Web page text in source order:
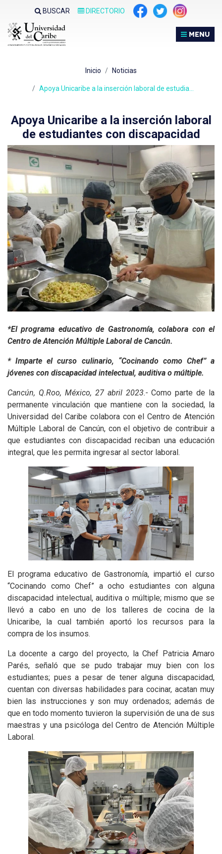
sitio
web
BUSCAR DIRECTORIO
MENU
Inicio Noticias
Apoya Unicaribe a la inserción laboral de estudia…
Apoya Unicaribe a la inserción laboral
de estudiantes con discapacidad
*El programa educativo de Gastronomía, colabora con el
Centro de Atención Múltiple Laboral de Cancún.
* Imparte el curso culinario, “Cocinando como Chef” a
jóvenes con discapacidad intelectual, auditiva o múltiple.
Cancún, Q.Roo, México, 27 abril 2023.- Como parte de la
permanente vinculación que mantiene con la sociedad, la
Universidad del Caribe colabora con el Centro de Atención
Múltiple Laboral de Cancún, con el objetivo de contribuir a
que estudiantes con discapacidad reciban una educación
integral, que les permita ingresar al sector laboral.
El programa educativo de Gastronomía, impartió el curso
“Cocinando como Chef” a ocho estudiantes con alguna
discapacidad intelectual, auditiva o múltiple; mismo que se
llevó a cabo en uno de los talleres de cocina de la
Unicaribe, la cual también aportó los recursos para la
compra de los insumos.
La docente a cargo del proyecto, la Chef Patricia Amaro
Parés, señaló que se pudo trabajar muy bien con los
estudiantes; pues a pesar de tener alguna discapacidad,
cuentan con diversas habilidades para cocinar, acatan muy
bien las instrucciones y son muy ordenados; además de
que en todo momento tuvieron la supervisión de una de sus
maestras y una psicóloga del Centro de Atención Múltiple
Laboral.